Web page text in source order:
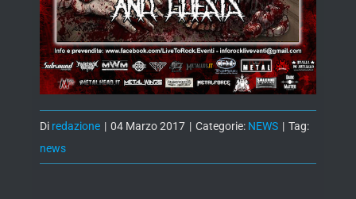
Di redazione | 04 Marzo 2017 | Categorie: NEWS | Tag:
news